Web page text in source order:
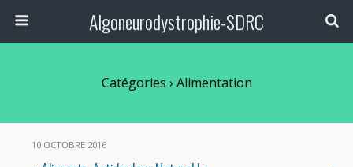
Algoneurodystrophie-SDRC
Catégories › Alimentation
10 OCTOBRE 2016